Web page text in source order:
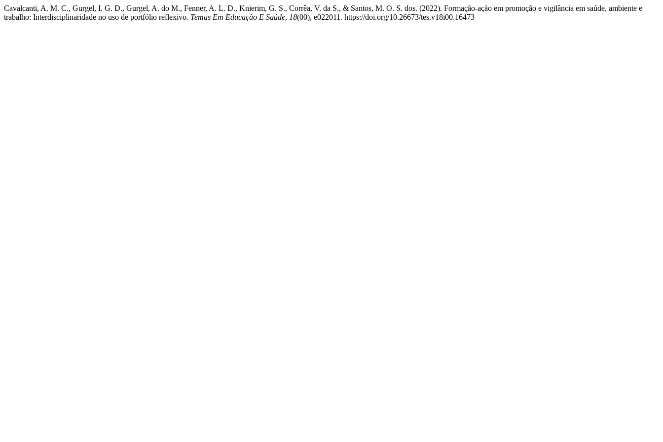
Cavalcanti, A. M. C., Gurgel, I. G. D., Gurgel, A. do M., Fenner, A. L. D., Knierim, G. S., Corrêa, V. da S., & Santos, M. O. S. dos. (2022). Formação-ação em promoção e vigilância em saúde, ambiente e
trabalho: Interdisciplinaridade no uso de portfólio reflexivo. Temas Em Educação E Saúde, 18(00), e022011. https://doi.org/10.26673/tes.v18i00.16473